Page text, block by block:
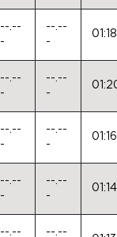
--.--
-
--.--
-
--.--
-
--.--
-
--.--
-
--.--
-
--.--
-
--.--
-
--.--
--.--